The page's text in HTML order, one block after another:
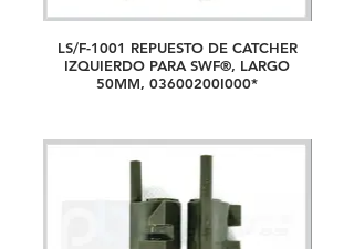
LS/F-1001 REPUESTO DE CATCHER
IZQUIERDO PARA SWF®, LARGO
50MM, 03600200I000*